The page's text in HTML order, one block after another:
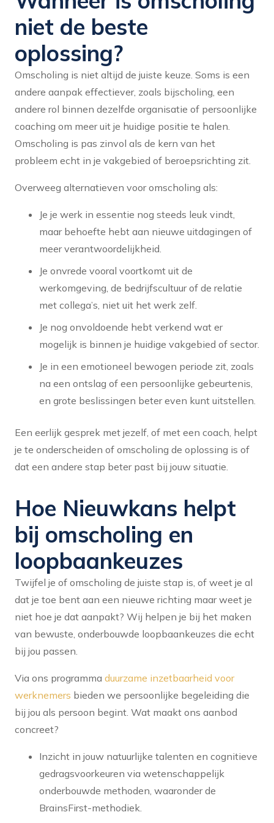
niet de beste
oplossing?
Omscholing is niet altijd de juiste keuze. Soms is een
andere aanpak effectiever, zoals bijscholing, een
andere rol binnen dezelfde organisatie of persoonlijke
coaching om meer uit je huidige positie te halen.
Omscholing is pas zinvol als de kern van het
probleem echt in je vakgebied of beroepsrichting zit.
Overweeg alternatieven voor omscholing als:
Je je werk in essentie nog steeds leuk vindt,
maar behoefte hebt aan nieuwe uitdagingen of
meer verantwoordelijkheid.
Je onvrede vooral voortkomt uit de
werkomgeving, de bedrijfscultuur of de relatie
met collega’s, niet uit het werk zelf.
Je nog onvoldoende hebt verkend wat er
mogelijk is binnen je huidige vakgebied of sector.
Je in een emotioneel bewogen periode zit, zoals
na een ontslag of een persoonlijke gebeurtenis,
en grote beslissingen beter even kunt uitstellen.
Een eerlijk gesprek met jezelf, of met een coach, helpt
je te onderscheiden of omscholing de oplossing is of
dat een andere stap beter past bij jouw situatie.
Hoe Nieuwkans helpt
bij omscholing en
loopbaankeuzes
Twijfel je of omscholing de juiste stap is, of weet je al
dat je toe bent aan een nieuwe richting maar weet je
niet hoe je dat aanpakt? Wij helpen je bij het maken
van bewuste, onderbouwde loopbaankeuzes die echt
bij jou passen.
Via ons programma duurzame inzetbaarheid voor
werknemers bieden we persoonlijke begeleiding die
bij jou als persoon begint. Wat maakt ons aanbod
concreet?
Inzicht in jouw natuurlijke talenten en cognitieve
gedragsvoorkeuren via wetenschappelijk
onderbouwde methoden, waaronder de
BrainsFirst-methodiek.